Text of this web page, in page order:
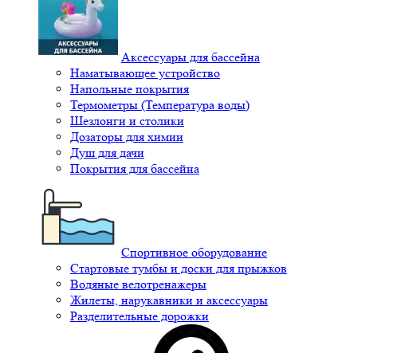
Аксессуары для бассейна
Наматывающее устройство
Напольные покрытия
Термометры (Температура воды)
Шезлонги и столики
Дозаторы для химии
Душ для дачи
Покрытия для бассейна
Спортивное оборудование
Стартовые тумбы и доски для прыжков
Водяные велотренажеры
Жилеты, нарукавники и аксессуары
Разделительные дорожки